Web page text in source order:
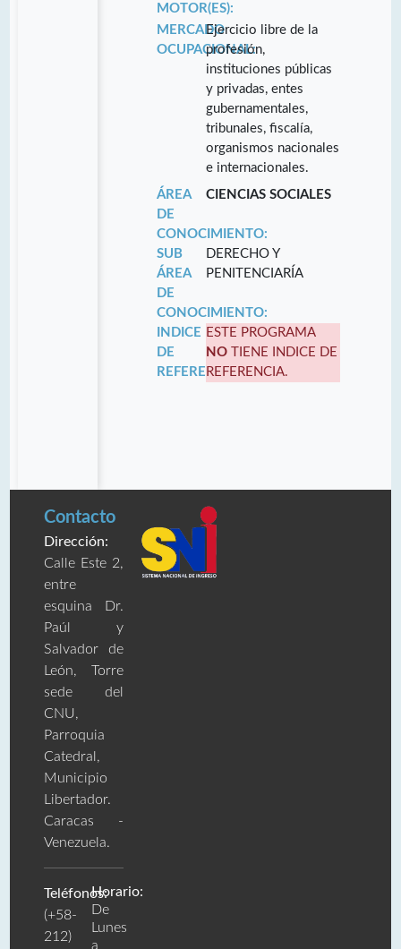
MOTOR(ES):
MERCADO
OCUPACIONAL:
Ejercicio libre de la
profesión,
instituciones públicas
y privadas, entes
gubernamentales,
tribunales, fiscalía,
organismos nacionales
e internacionales.
ÁREA
DE
CONOCIMIENTO:
CIENCIAS SOCIALES
SUB
ÁREA
DE
CONOCIMIENTO:
DERECHO Y
PENITENCIARÍA
INDICE
DE
REFERENCIA:
ESTE PROGRAMA
NO TIENE INDICE DE
REFERENCIA.
Contacto
Dirección:
Calle Este 2,
entre
esquina Dr.
Paúl y
Salvador de
León, Torre
sede del
CNU,
Parroquia
Catedral,
Municipio
Libertador.
Caracas -
Venezuela.
Teléfonos:
(+58-
212)
Horario:
De
Lunes
a